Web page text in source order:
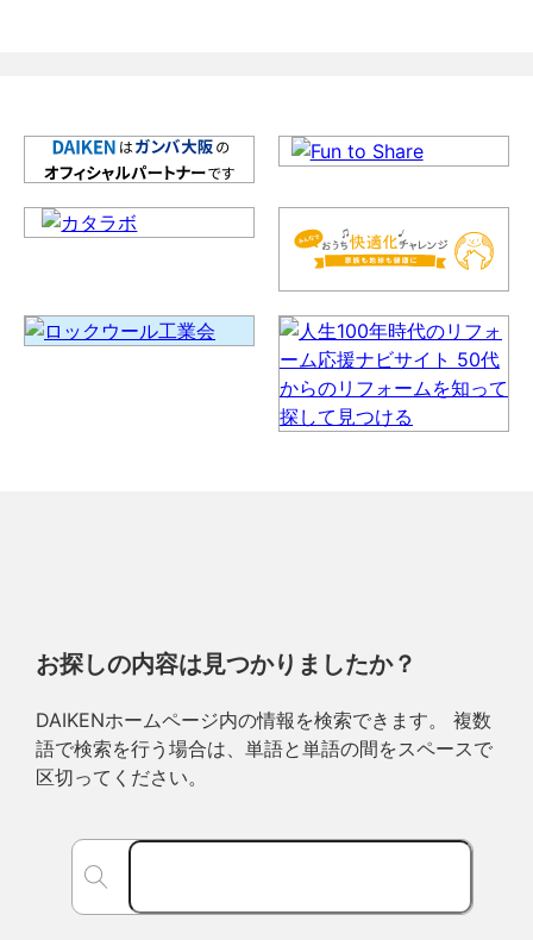
お探しの内容は見つかりましたか？
DAIKENホームページ内の情報を検索できます。 複数
語で検索を行う場合は、単語と単語の間をスペースで
区切ってください。